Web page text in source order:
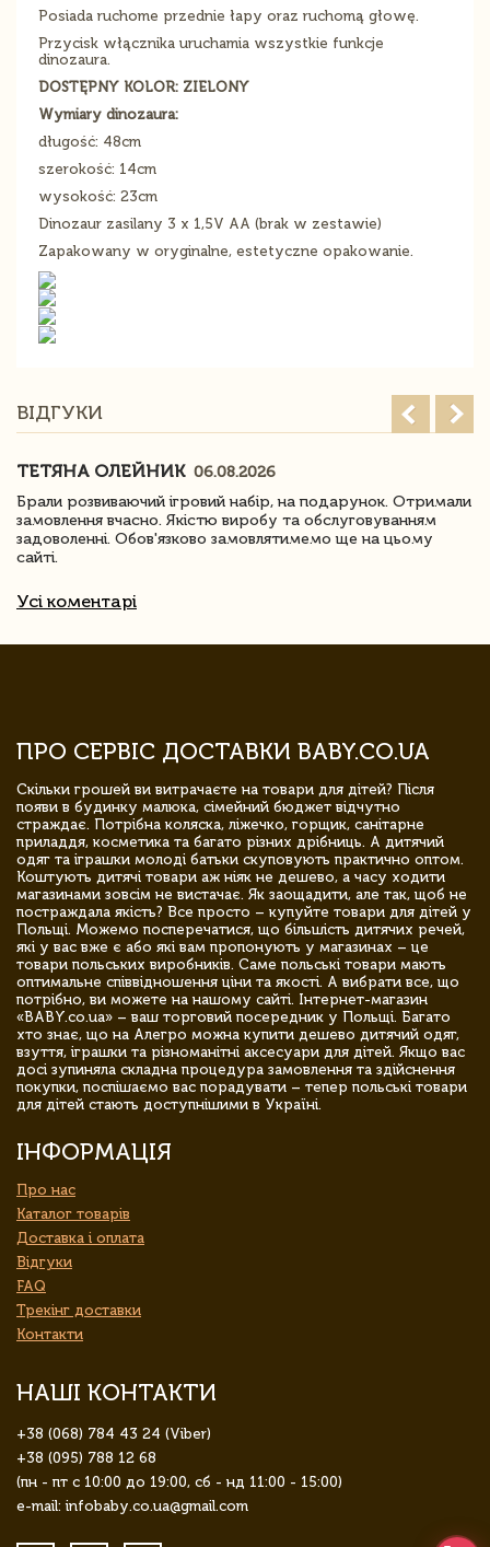
Posiada ruchome przednie łapy oraz ruchomą głowę.
Przycisk włącznika uruchamia wszystkie funkcje
dinozaura.
DOSTĘPNY KOLOR: ZIELONY
Wymiary dinozaura:
długość: 48cm
szerokość: 14cm
wysokość: 23cm
Dinozaur zasilany 3 x 1,5V AA (brak w zestawie)
Zapakowany w oryginalne, estetyczne opakowanie.
ВІДГУКИ
ТЕТЯНА ОЛЕЙНИК 06.08.2026
Брали розвиваючий ігровий набір, на подарунок. Отримали
замовлення вчасно. Якістю виробу та обслуговуванням
задоволенні. Обов'язково замовлятимемо ще на цьому
сайті.
Усі коментарі
ПРО СЕРВІС ДОСТАВКИ BABY.CO.UA
Скільки грошей ви витрачаєте на товари для дітей? Після
появи в будинку малюка, сімейний бюджет відчутно
страждає. Потрібна коляска, ліжечко, горщик, санітарне
приладдя, косметика та багато різних дрібниць. А дитячий
одяг та іграшки молоді батьки скуповують практично оптом.
Коштують дитячі товари аж ніяк не дешево, а часу ходити
магазинами зовсім не вистачає. Як заощадити, але так, щоб не
постраждала якість? Все просто – купуйте товари для дітей у
Польщі. Можемо посперечатися, що більшість дитячих речей,
які у вас вже є або які вам пропонують у магазинах – це
товари польських виробників. Саме польські товари мають
оптимальне співвідношення ціни та якості. А вибрати все, що
потрібно, ви можете на нашому сайті. Інтернет-магазин
«BABY.co.ua» – ваш торговий посередник у Польщі. Багато
хто знає, що на Алегро можна купити дешево дитячий одяг,
взуття, іграшки та різноманітні аксесуари для дітей. Якщо вас
досі зупиняла складна процедура замовлення та здійснення
покупки, поспішаємо вас порадувати – тепер польські товари
для дітей стають доступнішими в Україні.
ІНФОРМАЦІЯ
Про нас
Каталог товарів
Доставка і оплата
Відгуки
FAQ
Трекінг доставки
Контакти
НАШІ КОНТАКТИ
+38 (068) 784 43 24 (Viber)
+38 (095) 788 12 68
(пн - пт с 10:00 до 19:00, сб - нд 11:00 - 15:00)
e-mail: infobaby.co.ua@gmail.com